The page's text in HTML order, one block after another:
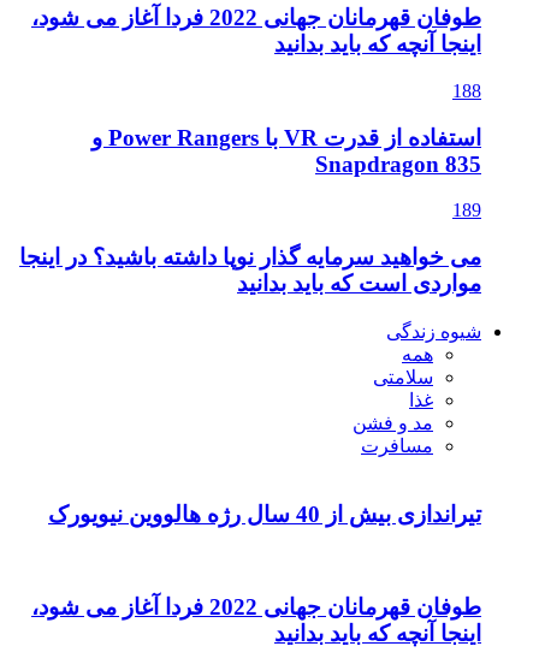
طوفان قهرمانان جهانی 2022 فردا آغاز می شود،
اینجا آنچه که باید بدانید
188
استفاده از قدرت VR با Power Rangers و
Snapdragon 835
189
می خواهید سرمایه گذار نوپا داشته باشید؟ در اینجا
مواردی است که باید بدانید
شیوه زندگی
همه
سلامتی
غذا
مد و فشن
مسافرت
تیراندازی بیش از 40 سال رژه هالووین نیویورک
طوفان قهرمانان جهانی 2022 فردا آغاز می شود،
اینجا آنچه که باید بدانید